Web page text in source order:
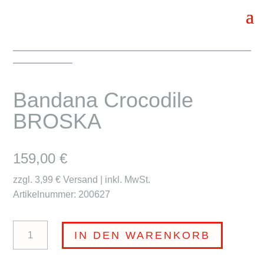
Bandana Crocodile
BROSKA
159,00€
zzgl. 3,99 € Versand | inkl. MwSt.
Artikelnummer: 200627
Bandana
Crocodile
IN DEN WARENKORB